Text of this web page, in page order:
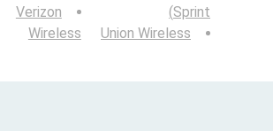
Sprint)
Union Wireless
Verizon
Wireless